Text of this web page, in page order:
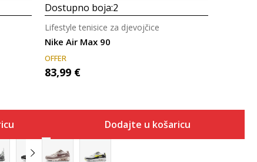
Dostupno boja:2
Nike Air Max 90
Lifestyle tenisice za djevojčice
OFFER
83,99 €
Dodajte u košaricu